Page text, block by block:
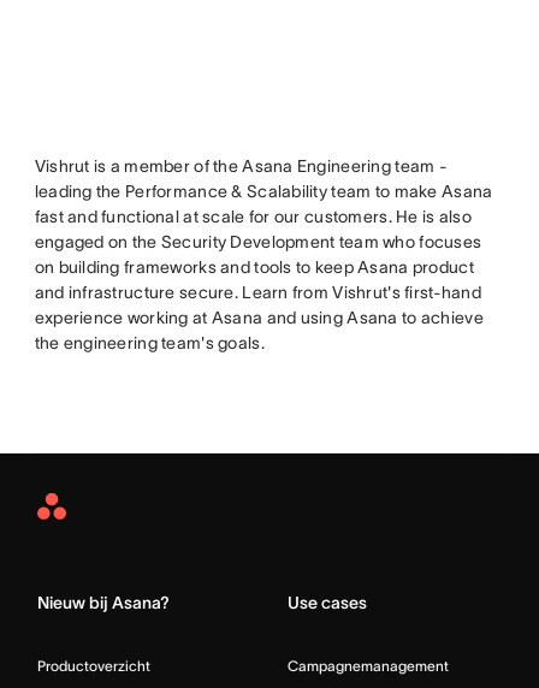
Vishrut is a member of the Asana Engineering team -
leading the Performance & Scalability team to make Asana
fast and functional at scale for our customers. He is also
engaged on the Security Development team who focuses
on building frameworks and tools to keep Asana product
and infrastructure secure. Learn from Vishrut's first-hand
experience working at Asana and using Asana to achieve
the engineering team's goals.
Asana
Nieuw bij Asana?
Productoverzicht
Use cases
Campagnemanagement